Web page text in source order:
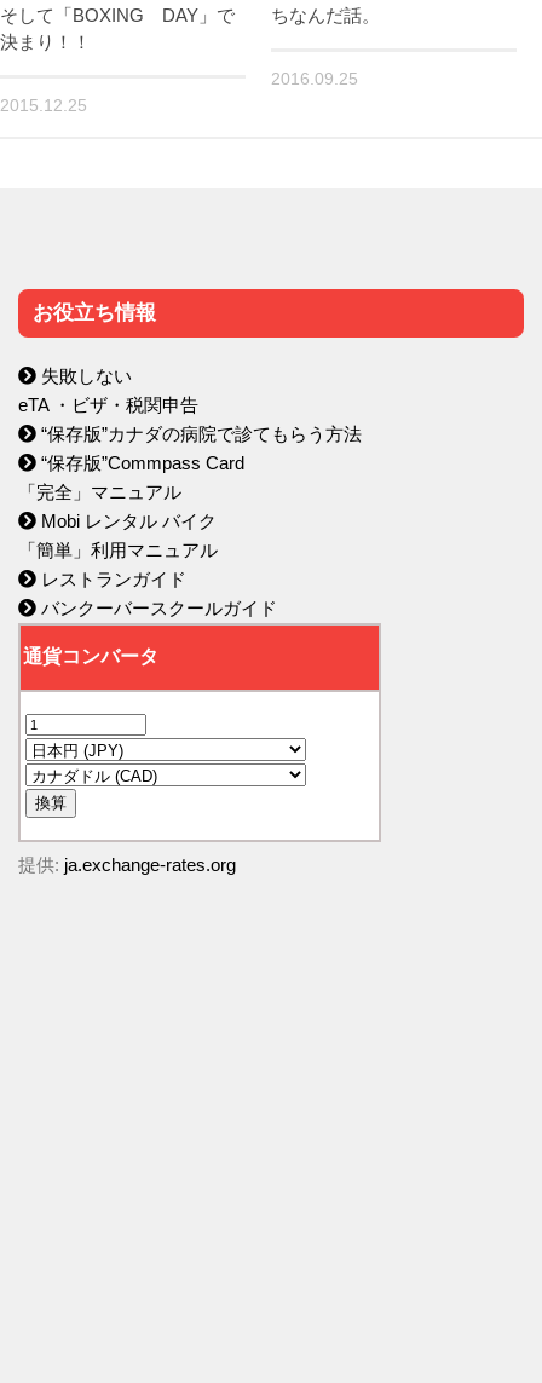
そして「BOXING DAY」で
決まり！！
2015.12.25
ちなんだ話。
2016.09.25
お役立ち情報
失敗しない
eTA ・ビザ・税関申告
“保存版”カナダの病院で診てもらう方法
“保存版”Commpass Card
「完全」マニュアル
Mobi レンタル バイク
「簡単」利用マニュアル
レストランガイド
バンクーバースクールガイド
提供: ja.exchange-rates.org